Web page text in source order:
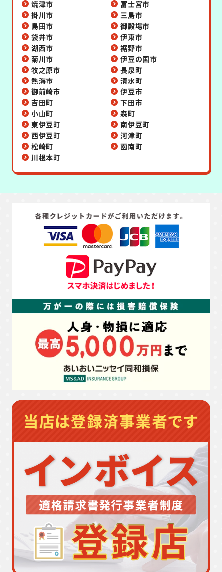
焼津市
富士宮市
掛川市
三島市
島田市
御殿場市
袋井市
伊東市
湖西市
裾野市
菊川市
伊豆の国市
牧之原市
長泉町
熱海市
清水町
御前崎市
伊豆市
吉田町
下田市
小山町
森町
東伊豆町
南伊豆町
西伊豆町
河津町
松崎町
函南町
川根本町